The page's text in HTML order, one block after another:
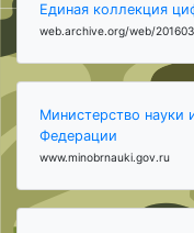
Единая коллекция
web.archive.org/web/
Министерство науки
Федерации
www.minobrnauki.gov.ru